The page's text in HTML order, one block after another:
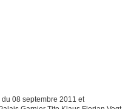
08 septembre 2011 et